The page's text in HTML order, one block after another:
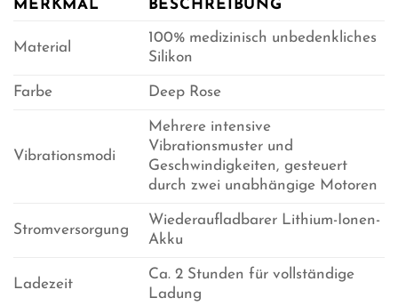
MERKMAL BESCHREIBUNG
Material
100% medizinisch unbedenkliches
Silikon
Farbe Deep Rose
Vibrationsmodi
Mehrere intensive
Vibrationsmuster und
Geschwindigkeiten, gesteuert
durch zwei unabhängige Motoren
Stromversorgung
Wiederaufladbarer Lithium-Ionen-
Akku
Ladezeit
Ca. 2 Stunden für vollständige
Ladung